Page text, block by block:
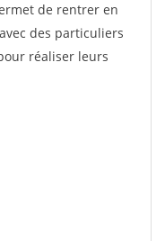
de rentrer en
des particuliers
réaliser leurs